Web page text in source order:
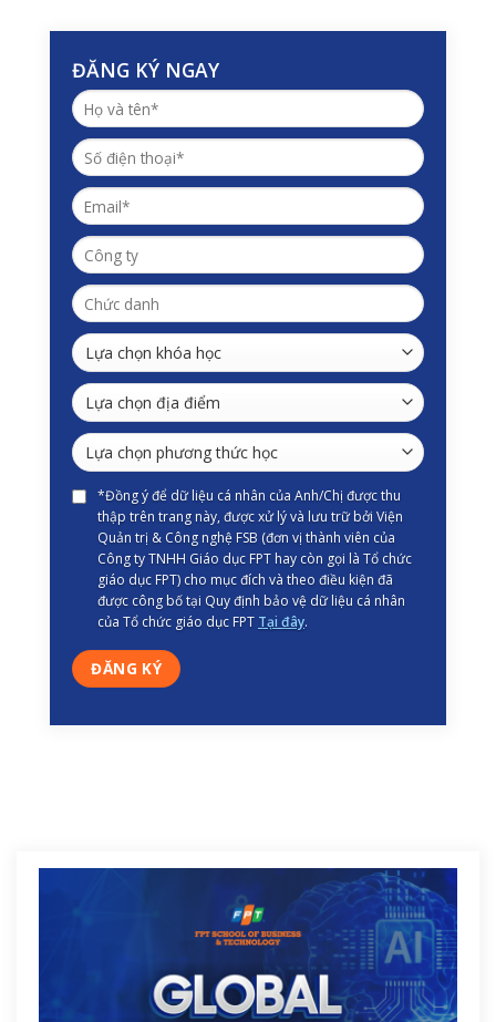
ĐĂNG KÝ NGAY
*Đồng ý để dữ liệu cá nhân của Anh/Chị được thu
thập trên trang này, được xử lý và lưu trữ bởi Viện
Quản trị & Công nghệ FSB (đơn vị thành viên của
Công ty TNHH Giáo dục FPT hay còn gọi là Tổ chức
giáo dục FPT) cho mục đích và theo điều kiện đã
được công bố tại Quy định bảo vệ dữ liệu cá nhân
của Tổ chức giáo dục FPT Tại đây.